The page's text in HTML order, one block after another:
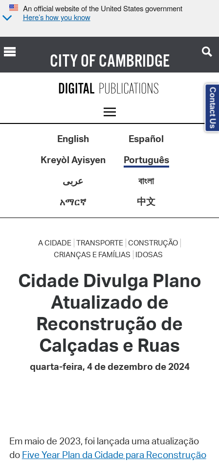
An official website of the United States government
Here’s how you know
CITY OFCAMBRIDGE
English
Español
Kreyòl Ayisyen
Português
عربى
বাংলা
አማርኛ
中文
A CIDADE TRANSPORTE CONSTRUÇÃO
CRIANÇAS E FAMÍLIAS
IDOSAS
Cidade Divulga Plano
Atualizado de
Reconstrução de
Calçadas e Ruas
quarta-feira, 4 de dezembro de 2024
Em maio de 2023, foi lançada uma atualização
do Five Year Plan da Cidade para Reconstrução
Contact Us